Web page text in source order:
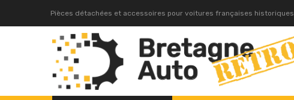
Pièces détachées et accessoires pour voitures françaises historiques